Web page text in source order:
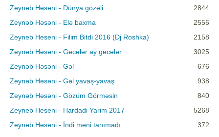
Zeynəb Həsəni - Dünya gözəli
2844
Zeynəb Həsəni - Elə baxma
2556
Zeyneb Heseni - Filim Bitdi 2016 (Dj Roshka)
2158
Zeynəb Həsəni - Gecələr ay gecələr
3025
Zeynəb Həsəni - Gəl
676
Zeynəb Həsəni - Gəl yavaş-yavaş
938
Zeynəb Həsəni - Gözüm Görməsin
840
Zeyneb Heseni - Hardadi Yarim 2017
5268
Zeynəb Həsəni - İndi məni tanımadı
372